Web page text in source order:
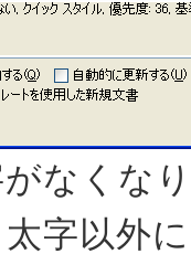
なくな
字以外